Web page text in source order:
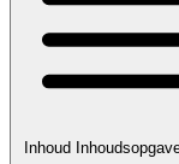
Inhoud